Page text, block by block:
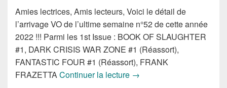
Amies lectrices, Amis lecteurs, Voici le détail de
l’arrivage VO de l’ultime semaine n°52 de cette année
2022 !!! Parmi les 1st Issue : BOOK OF SLAUGHTER
#1, DARK CRISIS WAR ZONE #1 (Réassort),
FANTASTIC FOUR #1 (Réassort), FRANK
FRAZETTAContinuer la lecture Sorties des Comics VO
→